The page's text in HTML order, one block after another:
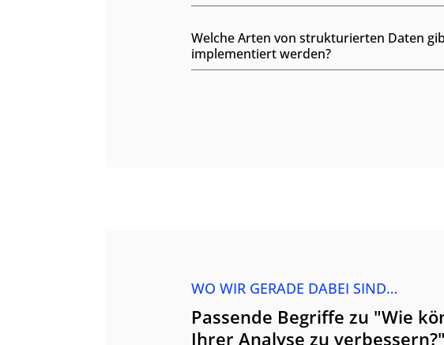
Welche Arten von strukturierten Daten
implementiert werden?
WO WIR GERADE DABEI SIND…
Passende Begriffe zu "Wie
Ihrer Analyse zu verbessern?"